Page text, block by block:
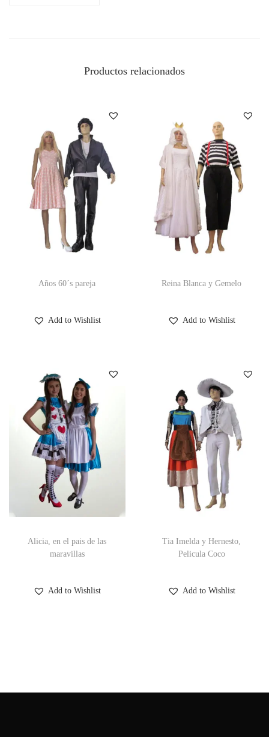
Productos relacionados
Años 60´s pareja
Add to Wishlist
Reina Blanca y Gemelo
Add to Wishlist
Alicia, en el pais de las
maravillas
Add to Wishlist
Tia Imelda y Hernesto,
Pelicula Coco
Add to Wishlist